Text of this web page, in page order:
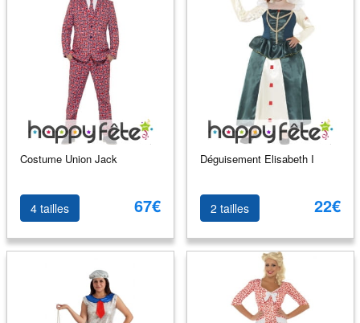
Costume Union Jack
4 tailles 67€
Déguisement Elisabeth I
2 tailles 22€